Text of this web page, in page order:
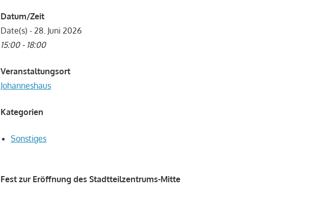
Datum/Zeit
Date(s) - 28. Juni 2026
15:00 - 18:00
Veranstaltungsort
Johanneshaus
Kategorien
Sonstiges
Fest zur Eröffnung des Stadtteilzentrums-Mitte